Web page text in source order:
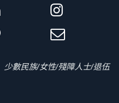
少數民族/女性/殘障人士/退伍